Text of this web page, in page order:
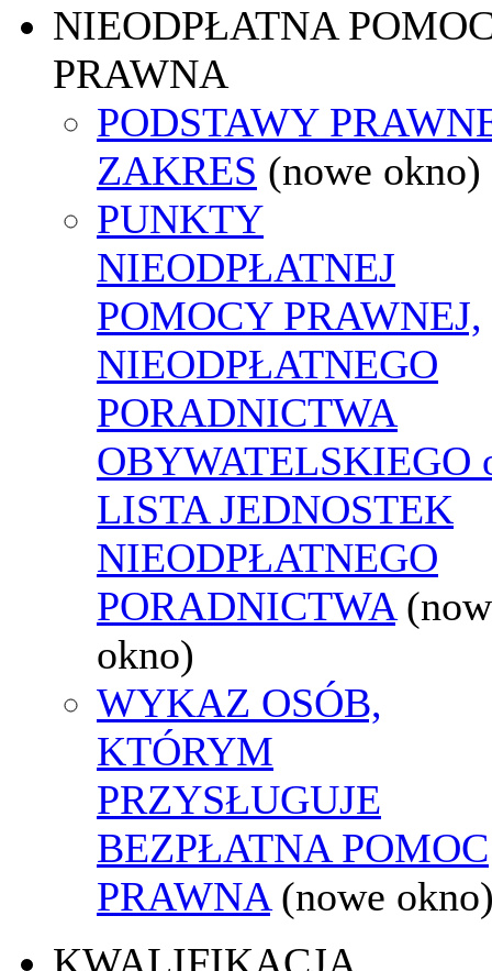
NIEODPŁATNA
PRAWNA
PODSTAWY
ZAKRES (nowe okno)
PUNKTY
NIEODPŁATNEJ
POMOCY PRAWNEJ,
NIEODPŁATNEGO
PORADNICTWA
OBYWATELSKIEGO
LISTA JEDNOSTEK
NIEODPŁATNEGO
PORADNICTWA
okno)
WYKAZ OSÓB,
KTÓRYM
PRZYSŁUGUJE
BEZPŁATNA POMOC
PRAWNA (nowe